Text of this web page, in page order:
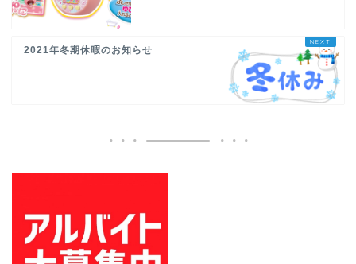
2021年冬期休暇のお知らせ